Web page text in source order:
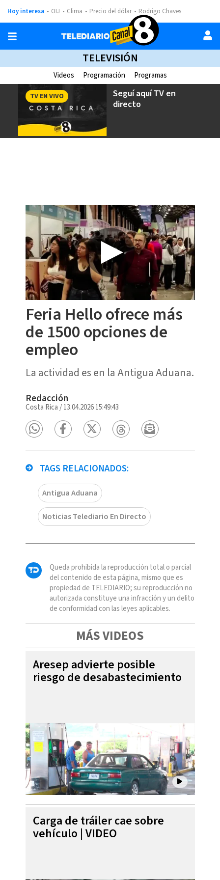
Hoy interesa OIJ Clima Precio del dólar Rodrigo Chaves
TELEVISIÓN
Videos Programación Programas
Seguí aquíTV en
directo
TV EN VIVO
Feria Hello ofrece más
de 1500 opciones de
empleo
La actividad es en la Antigua Aduana.
Redacción
Costa Rica /13.04.2026 15:49:43
TAGS RELACIONADOS:
Antigua Aduana
Noticias Telediario En Directo
Queda prohibida la reproducción total o parcial
del contenido de esta página, mismo que es
propiedad de TELEDIARIO; su reproducción no
autorizada constituye una infracción y un delito
de conformidad con las leyes aplicables.
MÁS VIDEOS
Aresep advierte posible
riesgo de desabastecimiento
Carga de tráiler cae sobre
vehículo | VIDEO